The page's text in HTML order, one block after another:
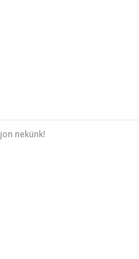
nekünk!